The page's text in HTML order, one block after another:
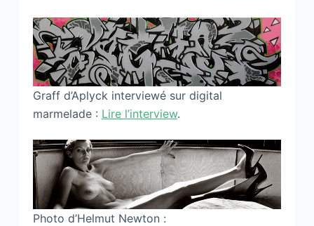
Graff d’Aplyck interviewé sur digital
marmelade : Lire l’interview.
Photo d’Helmut Newton :